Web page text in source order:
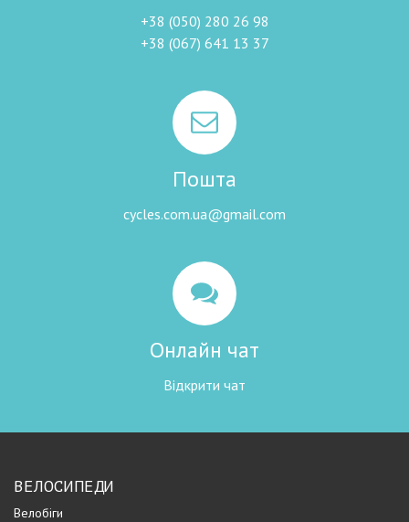
+38 (050) 280 26 98
+38 (067) 641 13 37
Пошта
cycles.com.ua@gmail.com
Онлайн чат
Відкрити чат
ВЕЛОСИПЕДИ
Велобіги